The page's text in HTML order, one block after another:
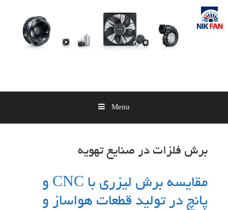
Skip
content
Menu
برش فلزات در صنایع تهویه
مقایسه برش لیزری با CNC و
پانچ در تولید قطعات هواساز و